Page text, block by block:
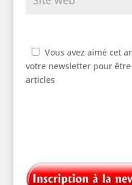
Vous avez aimé cet
votre newsletter pour
articles